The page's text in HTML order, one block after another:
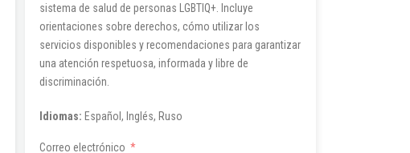
sistema de salud de personas LGBTIQ+. Incluye
orientaciones sobre derechos, cómo utilizar los
servicios disponibles y recomendaciones para garantizar
una atención respetuosa, informada y libre de
discriminación.
Idiomas: Español, Inglés, Ruso
Correo electrónico